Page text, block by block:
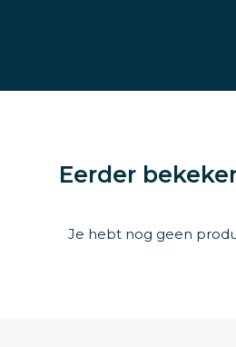
Eerder
Je hebt nog geen